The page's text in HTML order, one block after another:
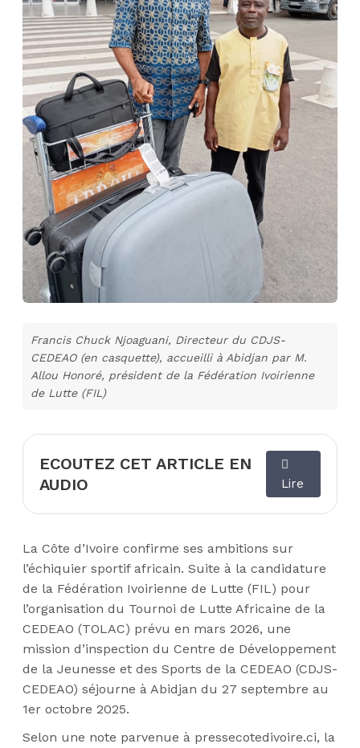
Francis Chuck Njoaguani, Directeur du CDJS-
CEDEAO (en casquette), accueilli à Abidjan par M.
Allou Honoré, président de la Fédération Ivoirienne
de Lutte (FIL)
ECOUTEZ CET ARTICLE EN
AUDIO
Lire
La Côte d’Ivoire confirme ses ambitions sur
l’échiquier sportif africain. Suite à la candidature
de la Fédération Ivoirienne de Lutte (FIL) pour
l’organisation du Tournoi de Lutte Africaine de la
CEDEAO (TOLAC) prévu en mars 2026, une
mission d’inspection du Centre de Développement
de la Jeunesse et des Sports de la CEDEAO (CDJS-
CEDEAO) séjourne à Abidjan du 27 septembre au
1er octobre 2025.
Selon une note parvenue à pressecotedivoire.ci, la